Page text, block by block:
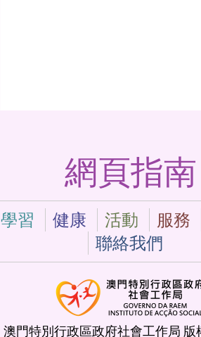
網頁指南
學習 健康 活動 服務
聯絡我們
澳門特別行政區政府社會工作局 版